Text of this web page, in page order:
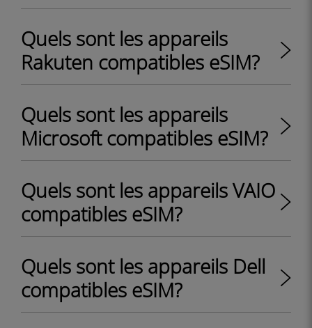
Quels sont les appareils
Rakuten compatibles eSIM?
Quels sont les appareils
Microsoft compatibles eSIM?
Quels sont les appareils VAIO
compatibles eSIM?
Quels sont les appareils Dell
compatibles eSIM?